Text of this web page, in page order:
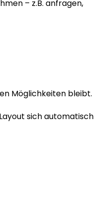
– z.B. anfragen,
Möglichkeiten bleibt.
sich automatisch